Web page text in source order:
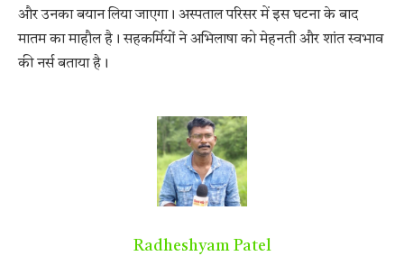
और उनका बयान लिया जाएगा। अस्पताल परिसर में इस घटना के बाद
मातम का माहौल है। सहकर्मियों ने अभिलाषा को मेहनती और शांत स्वभाव
की नर्स बताया है।
Radheshyam Patel